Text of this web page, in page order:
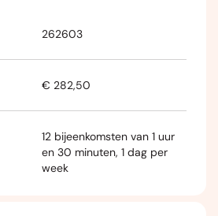
262603
€ 282,50
12 bijeenkomsten van 1 uur
en 30 minuten, 1 dag per
week